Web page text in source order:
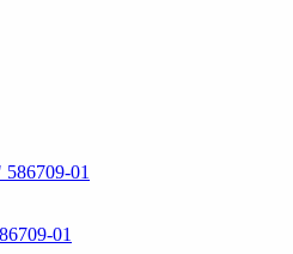
01